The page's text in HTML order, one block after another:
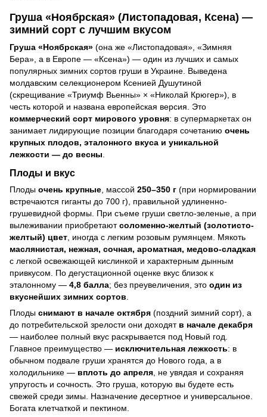
Груша «Ноябрская» (Листопадовая, Ксена) —
зимний сорт с лучшим вкусом
Груша «Ноябрская» (она же «Листопадовая», «Зимняя
Бера», а в Европе — «Ксена») — один из лучших и самых
популярных зимних сортов груши в Украине. Выведена
молдавским селекционером Ксенией Душутиной
(скрещивание «Триумф Вьенны» × «Николай Крюгер»), в
честь которой и названа европейская версия. Это
коммерческий сорт мирового уровня: в супермаркетах он
занимает лидирующие позиции благодаря сочетанию очень
крупных плодов, эталонного вкуса и уникальной
лежкости — до весны
Плоды и вкус
Плоды очень крупные , массой 250–350 г (при нормировании
встречаются гиганты до 700 г), правильной удлиненно-
грушевидной формы. При съеме груши светло-зеленые, а при
вылеживании приобретаютсоломенно-желтый (золотисто-
желтый) цвет , иногда с легким розовым румянцем. Мякоть
маслянистая, нежная, сочная, ароматная, медово-сладкая
с легкой освежающей кислинкой и характерным дынным
привкусом. По дегустационной оценке вкус близок к
эталонному — 4,8 балла; без преувеличения, это один из
вкуснейших зимних сортов
Плоды снимают в начале октября (поздний зимний сорт), а
до потребительской зрелости они доходят в начале декабря
— наиболее полный вкус раскрывается под Новый год.
Главное преимущество — исключительная лежкость: в
обычном подвале груши хранятся до Нового года, а в
холодильнике — вплоть до апреля , не увядая и сохраняя
упругость и сочность. Это груша, которую вы будете есть
свежей среди зимы. Назначение десертное и универсальное.
Богата клетчаткой и пектином.